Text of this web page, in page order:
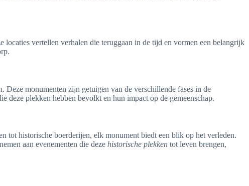
locaties vertellen verhalen die teruggaan in de tijd en vormen een belangrijk
monumenten zijn getuigen van de verschillende fases in de
deze plekken hebben bevolkt en hun impact op de gemeenschap.
tot historische boerderijen, elk monument biedt een blik op het verleden.
aan evenementen die deze historische plekken tot leven brengen,